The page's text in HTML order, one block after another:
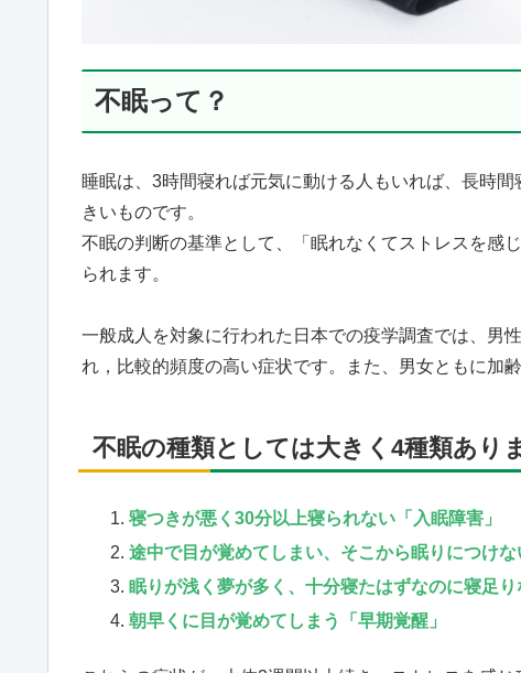
不眠って？
睡眠は、3時間寝れば元気に動ける人もいれば、長時
きいものです。
不眠の判断の基準として、「眠れなくてストレスを感
られます。
一般成人を対象に行われた日本での疫学調査では、男
れ，比較的頻度の高い症状です。また、男女ともに加
不眠の種類としては大きく4種類あり
寝つきが悪く30分以上寝られない「入眠障害」
途中で目が覚めてしまい、そこから眠りにつけな
眠りが浅く夢が多く、十分寝たはずなのに寝足り
朝早くに目が覚めてしまう「早期覚醒」